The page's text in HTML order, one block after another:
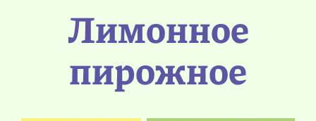
Лимонное
пирожное